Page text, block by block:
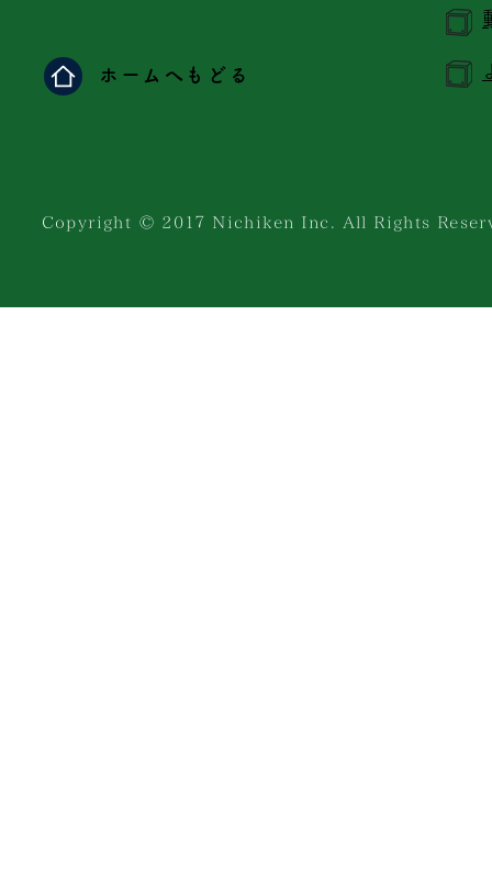
ホームへもどる
Copyright © 201７ Nichiken Inc. All Rights